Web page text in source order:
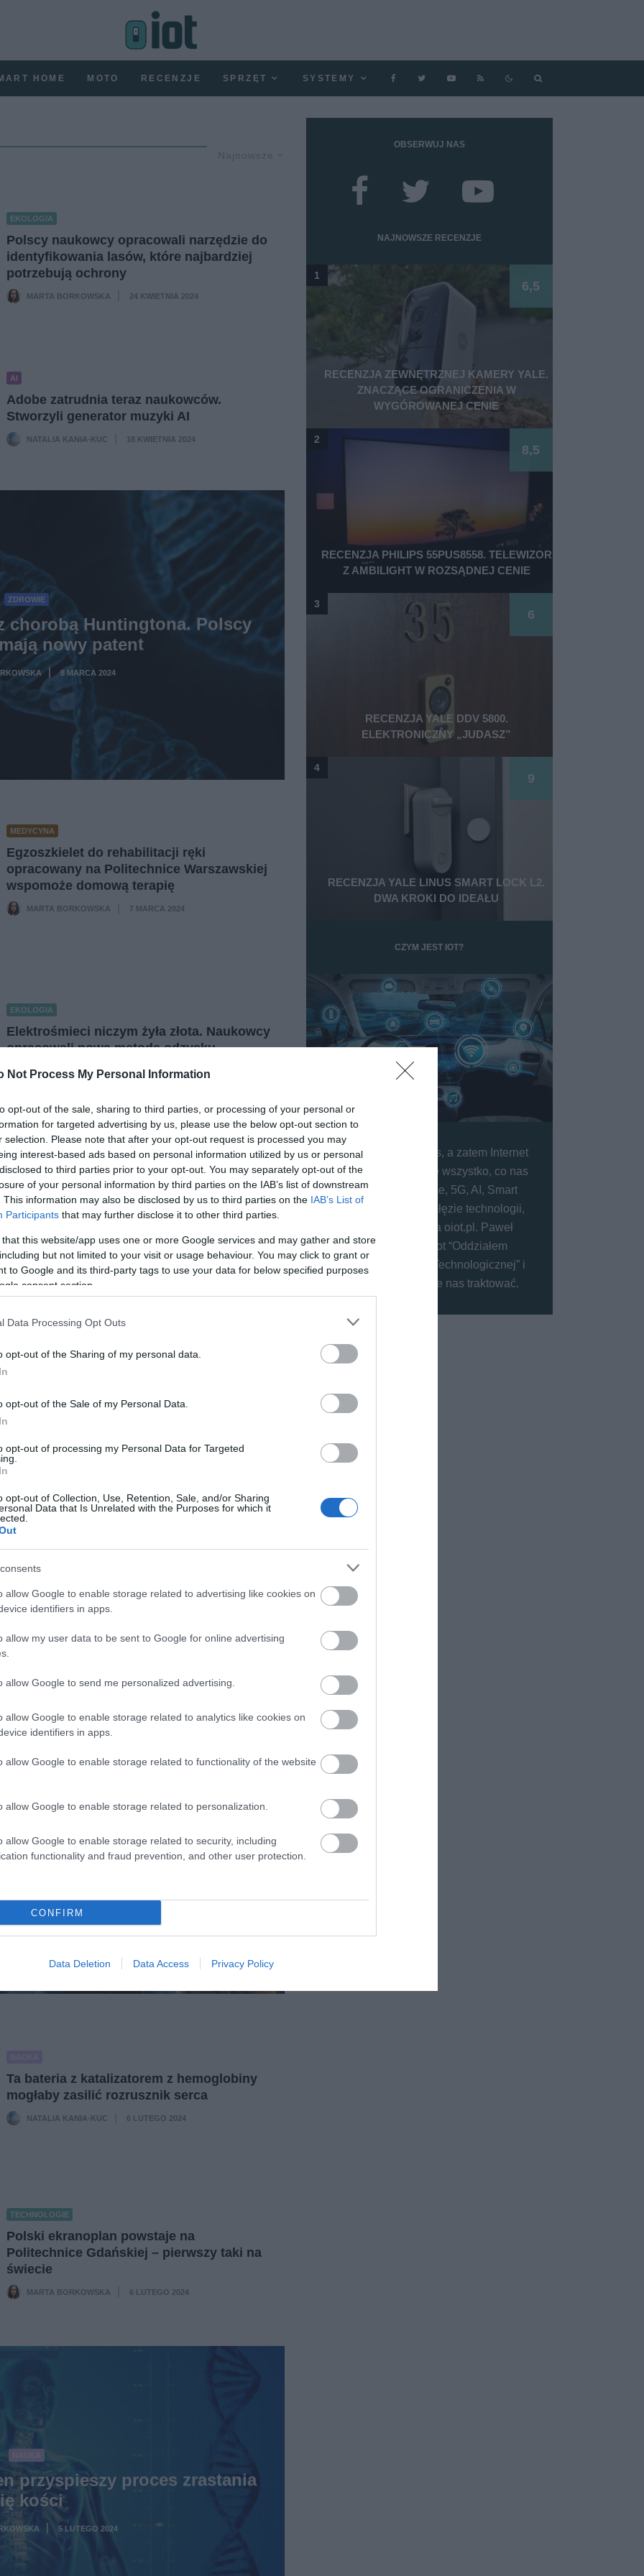
Not Process My Personal Information
opt-out of the sale, sharing to third parties, or processing of your personal or
for targeted advertising by us, please use the below opt-out section to
selection. Please note that after your opt-out request is processed you may
interest-based ads based on personal information utilized by us or personal
to third parties prior to your opt-out. You may separately opt-out of the
of your personal information by third parties on the IAB’s list of downstream
This information may also be disclosed by us to third parties on the IAB’s List of
Participants that may further disclose it to other third parties.
that this website/app uses one or more Google services and may gather and store
but not limited to your visit or usage behaviour. You may click to grant or
to Google and its third-party tags to use your data for below specified purposes
consent section.
Data Processing Opt Outs
opt-out of the Sharing of my personal data.
opt-out of the Sale of my Personal Data.
opt-out of processing my Personal Data for Targeted
opt-out of Collection, Use, Retention, Sale, and/or Sharing
Data that Is Unrelated with the Purposes for which it
allow Google to enable storage related to advertising like cookies on
identifiers in apps.
allow my user data to be sent to Google for online advertising
allow Google to send me personalized advertising.
allow Google to enable storage related to analytics like cookies on
identifiers in apps.
allow Google to enable storage related to functionality of the website
allow Google to enable storage related to personalization.
allow Google to enable storage related to security, including
functionality and fraud prevention, and other user protection.
CONFIRM
Data Deletion Data Access Privacy Policy
HOME MOTO RECENZJE SPRZĘT SYSTEMY
EKOLOGIA
Polscy naukowcy opracowali narzędzie do
identyfikowania lasów, które najbardziej
potrzebują ochrony
MARTA BORKOWSKA 24 KWIETNIA 2024
AI
Adobe zatrudnia teraz naukowców.
Stworzyli generator muzyki AI
NATALIA KANIA-KUC 18 KWIETNIA 2024
ZDROWIE
chorobą Huntingtona. Polscy
nowy patent
8 MARCA 2024
MEDYCYNA
Egzoszkielet do rehabilitacji ręki
opracowany na Politechnice Warszawskiej
wspomoże domową terapię
MARTA BORKOWSKA 7 MARCA 2024
EKOLOGIA
Elektrośmieci niczym żyła złota. Naukowcy
opracowali nową metodę odzysku
NATALIA KANIA-KUC · 6 MARCA 2024
APLIKACJE
Ta aplikacja pomoże je
KUC · 4 MARCA 2024
Polski sprzęt bada pracę mózgu astronauty
na Międzynarodowej Stacji Kosmicznej
NATALIA KANIA-KUC · 14 LUTEGO 2024
NAUKA
Sztuczna inteligencja pod okiem
profesorów. Powstał Zespół ds. GenAI na
MARTA BORKOWSKA 13 LUTEGO 2024
baterię lodową. Gromadzi
gdy jest tania
Ta bateria z katalizatorem z hemoglobiny
mogłaby zasilić rozrusznik serca
NATALIA KANIA-KUC 6 LUTEGO 2024
TECHNOLOGIE
Polski ekranoplan powstaje na
Politechnice Gdańskiej – pierwszy taki na
świecie
MARTA BORKOWSKA 6 LUTEGO 2024
przyspieszy proces zrastania
kości
5 LUTEGO 2024
OBSERWUJ NAS
NAJNOWSZE RECENZJE
RECENZJA ZEWNĘTRZNEJ KAMERY YALE.
ZNACZĄCE OGRANICZENIA W
WYGÓROWANEJ CENIE
6,5
1
RECENZJA PHILIPS 55PUS8558. TELEWIZOR
Z AMBILIGHT W ROZSĄDNEJ CENIE
8,5
2
RECENZJA YALE DDV 5800.
ELEKTRONICZNY „JUDASZ”
6
3
RECENZJA YALE LINUS SMART LOCK L2.
DWA KROKI DO IDEAŁU
9
4
CZYM JEST IOT?
IoT (Internet of Things, a zatem Internet
Rzeczy) to dosłownie wszystko, co nas
otacza. Smart Home, 5G, AI, Smart
Cities - to główne gałęzie technologii,
które opisujemy na oiot.pl. Paweł
nazwał kiedyś oiot “Oddziałem
Intensywnej Opieki Technologicznej” i
właśnie tak możecie nas traktować.